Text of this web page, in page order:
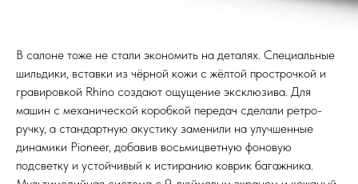
В салоне тоже не стали экономить на деталях. Специальные
шильдики, вставки из чёрной кожи с жёлтой прострочкой и
гравировкой Rhino создают ощущение эксклюзива. Для
машин с механической коробкой передач сделали ретро-
ручку, а стандартную акустику заменили на улучшенные
динамики Pioneer, добавив восьмицветную фоновую
подсветку и устойчивый к истиранию коврик багажника.